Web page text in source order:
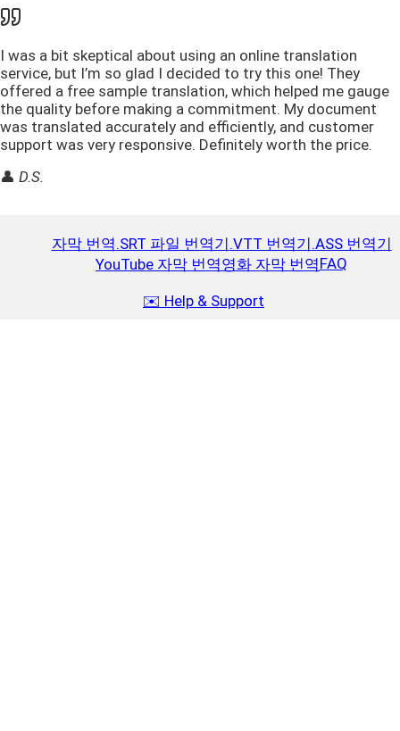
I was a bit skeptical about using an online translation
service, but I’m so glad I decided to try this one! They
offered a free sample translation, which helped me gauge
the quality before making a commitment. My document
was translated accurately and efficiently, and customer
support was very responsive. Definitely worth the price.
👤 D.S.
자막 번역.SRT 파일 번역기 .VTT 번역기 .ASS 번역기
YouTube 자막 번역영화 자막 번역FAQ
✉️ Help & Support